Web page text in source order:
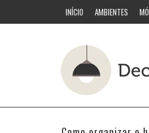
INÍCIO AMBIENTES